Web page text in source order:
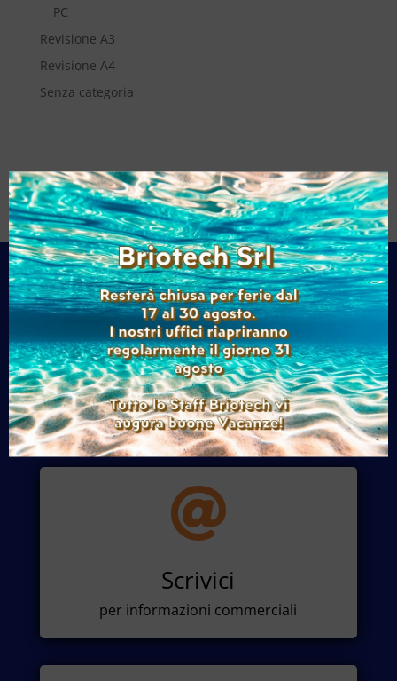
PC
Revisione A3
Revisione A4
Senza categoria

Chiamaci
+39 011 9279710

Scrivici
per informazioni commerciali